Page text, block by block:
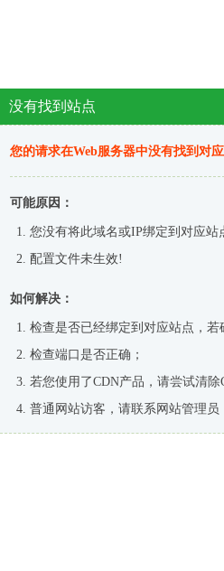
没有找到站点
您的请求在Web服务器中没有找到对
可能原因：
您没有将此域名或IP绑定到对应站
配置文件未生效!
如何解决：
检查是否已经绑定到对应站点，
检查端口是否正确；
若您使用了CDN产品，请尝试清除
普通网站访客，请联系网站管理员